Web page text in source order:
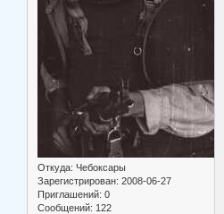
Откуда: Чебоксары
Зарегистрирован: 2008-06-27
Приглашений: 0
Сообщений: 122